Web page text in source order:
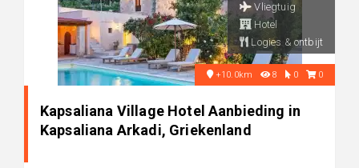
Vliegtuig
Hotel
Logies & ontbijt
+10.0km 8 0 0
Kapsaliana Village Hotel Aanbieding in
Kapsaliana Arkadi, Griekenland